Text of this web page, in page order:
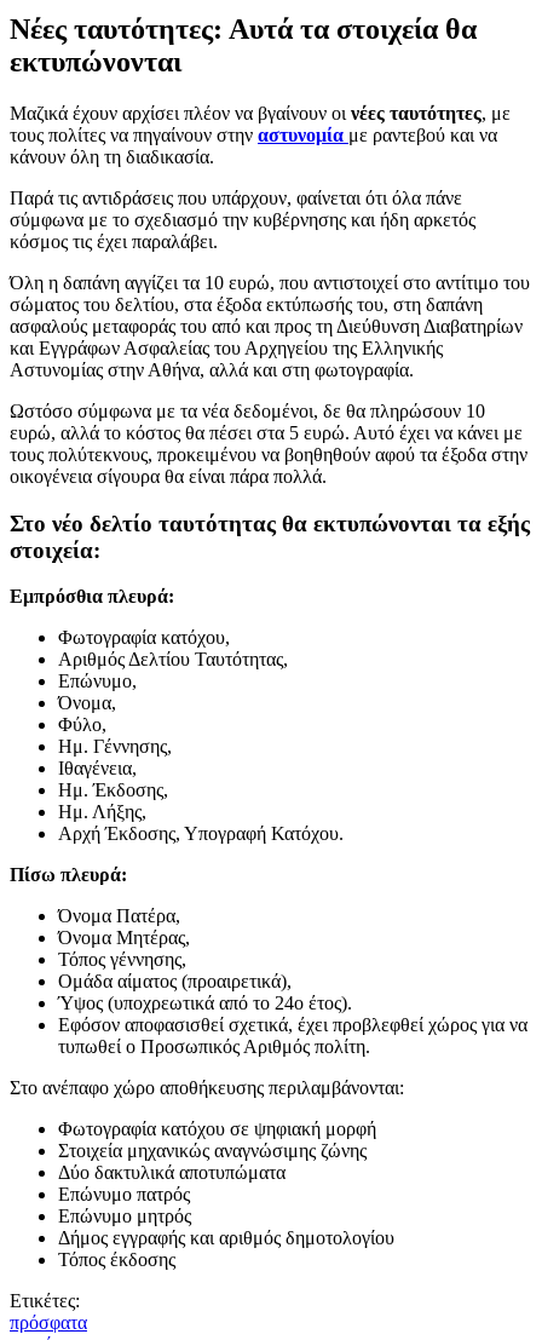
Νέες ταυτότητες: Αυτά τα στοιχεία θα
εκτυπώνονται
Μαζικά έχουν αρχίσει πλέον να βγαίνουν οι νέες ταυτότητες, με
τους πολίτες να πηγαίνουν στην αστυνομία με ραντεβού και να
κάνουν όλη τη διαδικασία.
Παρά τις αντιδράσεις που υπάρχουν, φαίνεται ότι όλα πάνε
σύμφωνα με το σχεδιασμό την κυβέρνησης και ήδη αρκετός
κόσμος τις έχει παραλάβει.
Όλη η δαπάνη αγγίζει τα 10 ευρώ, που αντιστοιχεί στο αντίτιμο του
σώματος του δελτίου, στα έξοδα εκτύπωσής του, στη δαπάνη
ασφαλούς μεταφοράς του από και προς τη Διεύθυνση Διαβατηρίων
και Εγγράφων Ασφαλείας του Αρχηγείου της Ελληνικής
Αστυνομίας στην Αθήνα, αλλά και στη φωτογραφία.
Ωστόσο σύμφωνα με τα νέα δεδομένοι, δε θα πληρώσουν 10
ευρώ, αλλά το κόστος θα πέσει στα 5 ευρώ. Αυτό έχει να κάνει με
τους πολύτεκνους, προκειμένου να βοηθηθούν αφού τα έξοδα στην
οικογένεια σίγουρα θα είναι πάρα πολλά.
Στο νέο δελτίο ταυτότητας θα εκτυπώνονται τα εξής
στοιχεία:
Εμπρόσθια πλευρά:
Φωτογραφία κατόχου,
Αριθμός Δελτίου Ταυτότητας,
Επώνυμο,
Όνομα,
Φύλο,
Ημ. Γέννησης,
Ιθαγένεια,
Ημ. Έκδοσης,
Ημ. Λήξης,
Αρχή Έκδοσης, Υπογραφή Κατόχου.
Πίσω πλευρά:
Όνομα Πατέρα,
Όνομα Μητέρας,
Τόπος γέννησης,
Ομάδα αίματος (προαιρετικά),
Ύψος (υποχρεωτικά από το 24ο έτος).
Εφόσον αποφασισθεί σχετικά, έχει προβλεφθεί χώρος για να
τυπωθεί ο Προσωπικός Αριθμός πολίτη.
Στο ανέπαφο χώρο αποθήκευσης περιλαμβάνονται:
Φωτογραφία κατόχου σε ψηφιακή μορφή
Στοιχεία μηχανικώς αναγνώσιμης ζώνης
Δύο δακτυλικά αποτυπώματα
Επώνυμο πατρός
Επώνυμο μητρός
Δήμος εγγραφής και αριθμός δημοτολογίου
Τόπος έκδοσης
Ετικέτες:
πρόσφατα